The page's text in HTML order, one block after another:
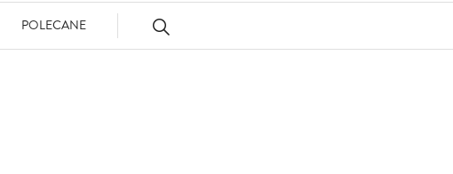
POLECANE